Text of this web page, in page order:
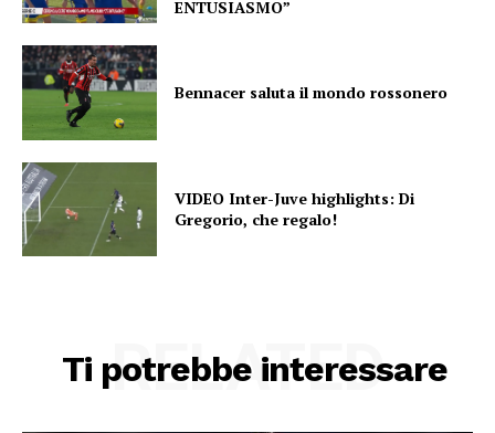
ENTUSIASMO”
Bennacer saluta il mondo rossonero
VIDEO Inter-Juve highlights: Di
Gregorio, che regalo!
Ti potrebbe interessare
RELATED